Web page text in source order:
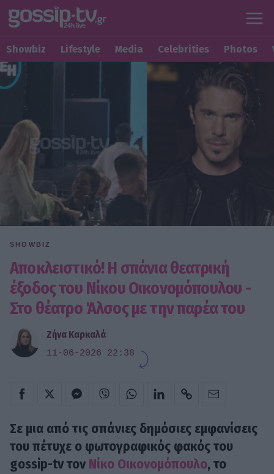
Showbiz Lifestyle Media Celebrities Photos
SHOWBIZ
Αποκλειστικό! Η σπάνια θεατρική
έξοδος του Νίκου Οικονομόπουλου -
Στο θέατρο Άλσος με την παρέα του
Ζήνα Καρκαλά
11-06-2026 22:38
Σε μια από τις σπάνιες δημόσιες εμφανίσεις
του πέτυχε ο φωτογραφικός φακός του
gossip-tv τον Νίκο Οικονομόπουλο, το